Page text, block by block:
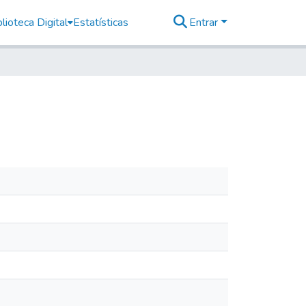
Digital Estatísticas Entrar